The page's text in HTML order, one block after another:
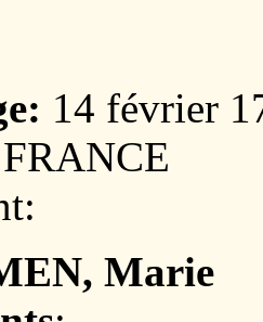
14 février
Marie